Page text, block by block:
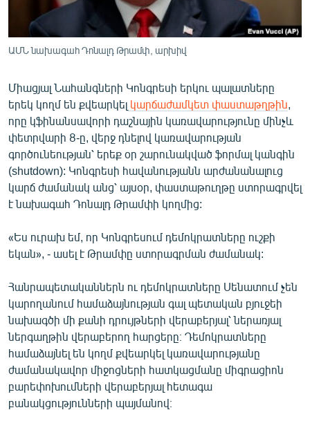
ՏՏ ԵՒ ԻՆՏԵՐՆԵՏ
ՏԵՍԱՆՅՈՒԹԵՐ
ԲԱՆԱՎԵՃ
ՁԳՏԵԼՈՎ ԼԱՎԱԳՈՒՅՆԻՆ
ՓՈԴՔԱՍԹ
Հայերեն
Русский
ՀԵՏԵՎԵՔ ՄԵԶ
«Ազատության» բոլոր կայքերը
ԱՄՆ նախագահ Դոնալդ Թրամփ, արխիվ
Միացյալ Նահանգների Կոնգրեսի երկու պալատները
երեկ կողմ են քվեարկել կարճաժամկետ փաստաթղթին
որը կֆինանսավորի դաշնային կառավարությունը մինչև
փետրվարի 8-ը, վերջ դնելով կառավարության
գործունեության՝ երեք օր շարունակված ֆորմալ կանգին
(shutdown): Կոնգրեսի հավանությանն արժանանալուց
կարճ ժամանակ անց՝ այսօր, փաստաթուղթը ստորագրվել
է նախագահ Դոնալդ Թրամփի կողմից:
«Ես ուրախ եմ, որ Կոնգրեսում դեմոկրատները ուշքի
եկան», - ասել է Թրամփը ստորագրման ժամանակ:
Հանրապետականներն ու դեմոկրատները Սենատում չեն
կարողանում համաձայնության գալ պետական բյուջեի
նախագծի մի քանի դրույթների վերաբերյալ՝ ներառյալ
ներգաղթին վերաբերող հարցերը։ Դեմոկրատները
համաձայնել են կողմ քվեարկել կառավարությանը
ժամանակավոր միջոցների հատկացմանը միգրացիոն
բարեփոխումների վերաբերյալ հետագա
բանակցությունների պայմանով։